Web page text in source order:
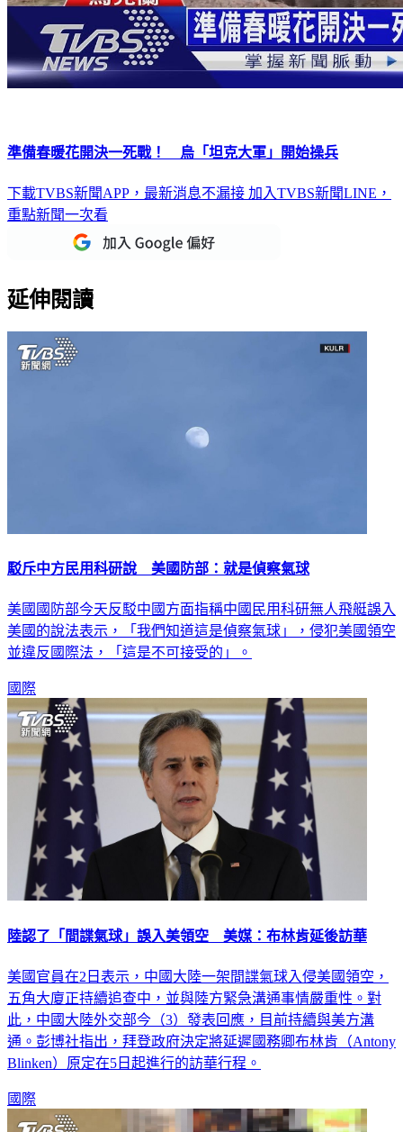
準備春暖花開決一死戰！ 烏「坦克大軍」開始操兵
下載TVBS新聞APP，最新消息不漏接 加入TVBS新聞LINE，
重點新聞一次看
延伸閱讀
駁斥中方民用科研說 美國防部：就是偵察氣球
美國國防部今天反駁中國方面指稱中國民用科研無人飛艇誤入
美國的說法表示，「我們知道這是偵察氣球」，侵犯美國領空
並違反國際法，「這是不可接受的」。
國際
陸認了「間諜氣球」誤入美領空 美媒：布林肯延後訪華
美國官員在2日表示，中國大陸一架間諜氣球入侵美國領空，
五角大廈正持續追查中，並與陸方緊急溝通事情嚴重性。對
此，中國大陸外交部今（3）發表回應，目前持續與美方溝
通。彭博社指出，拜登政府決定將延遲國務卿布林肯（Antony
Blinken）原定在5日起進行的訪華行程。
國際